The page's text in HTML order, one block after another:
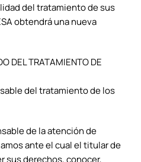
del tratamiento de sus
obtendrá una nueva
DEL TRATAMIENTO DE
del tratamiento de los
de la atención de
ante el cual el titular de
sus derechos, conocer,